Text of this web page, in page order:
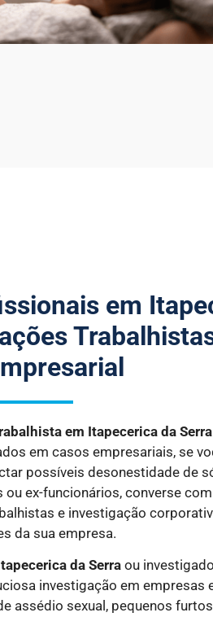
em
em Itapecerica da Serra
em casos empresariais, se
possíveis desonestidade de
ex-funcionários, converse
e investigação
da sua empresa.
da Serra ou
investigação em empresas
assédio sexual, pequenos